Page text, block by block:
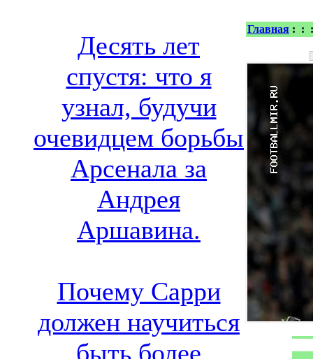
Десять лет
спустя: что я
узнал, будучи
очевидцем борьбы
Арсенала за
Андрея
Аршавина.
Почему Сарри
должен научиться
быть более
Главная : :